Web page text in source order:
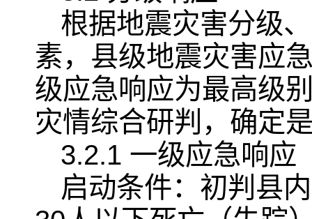
根据地震灾害分级
素，县级地震灾害应
级应急响应为最高级
灾情综合研判，确定
3.2.1 一级应急响应
启动条件：初判县